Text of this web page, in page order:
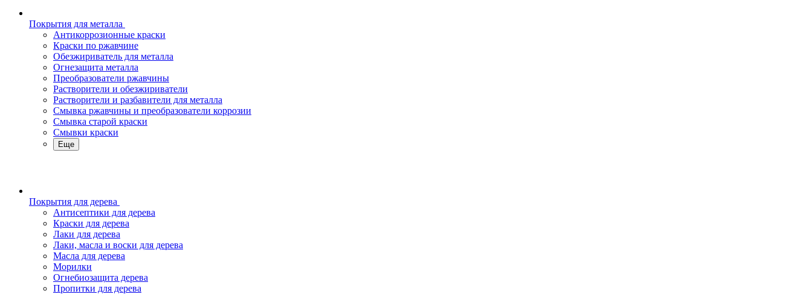
Покрытия для металла
Антикоррозионные краски
Краски по ржавчине
Обезжириватель для металла
Огнезащита металла
Преобразователи ржавчины
Растворители и обезжириватели
Растворители и разбавители для металла
Смывка ржавчины и преобразователи коррозии
Смывка старой краски
Смывки краски
Еще
Покрытия для дерева
Антисептики для дерева
Краски для дерева
Лаки для дерева
Лаки, масла и воски для дерева
Масла для дерева
Морилки
Огнебиозащита дерева
Пропитки для дерева